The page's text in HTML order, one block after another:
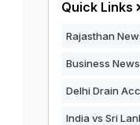
Quick Links
Rajasthan
Business News
Delhi Drain
India vs Sri